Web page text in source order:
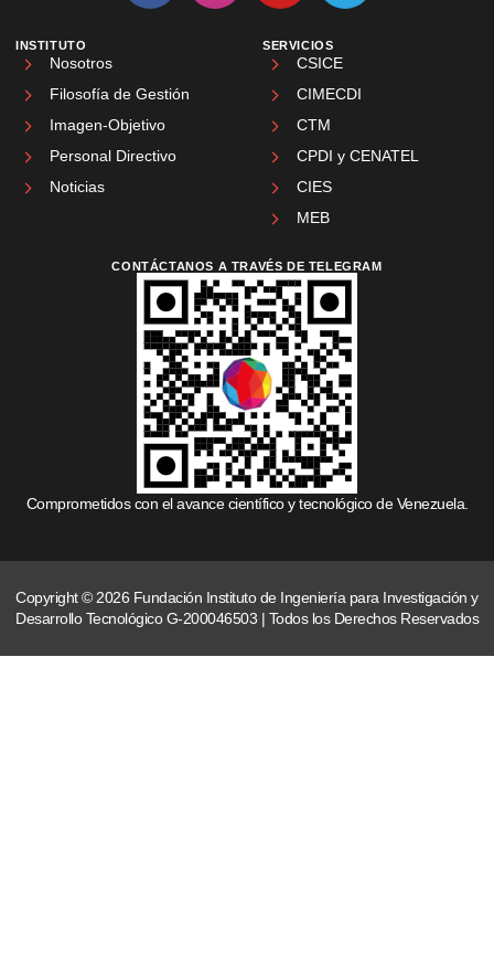
INSTITUTO
Nosotros
Filosofía de Gestión
Imagen-Objetivo
Personal Directivo
Noticias
SERVICIOS
CSICE
CIMECDI
CTM
CPDI y CENATEL
CIES
MEB
CONTÁCTANOS A TRAVÉS DE TELEGRAM
Comprometidos con el avance científico y tecnológico de Venezuela.
Copyright © 2026 Fundación Instituto de Ingeniería para Investigación y
Desarrollo Tecnológico G-200046503 | Todos los Derechos Reservados